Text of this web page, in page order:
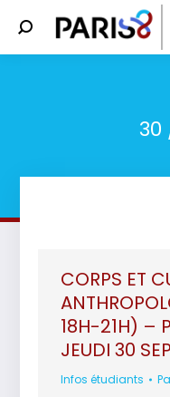
Search:
30
CORPS ET
18H-21H) –
JEUDI 30
Infos étudiants